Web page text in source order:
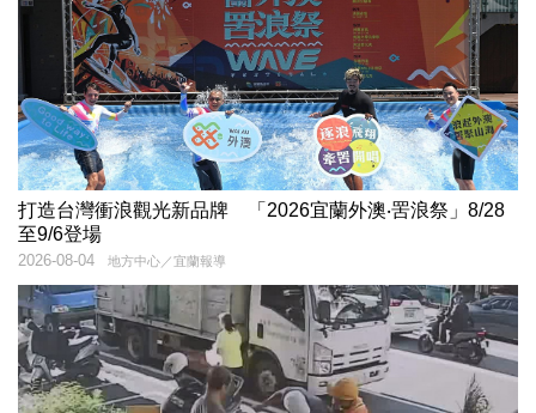
打造台灣衝浪觀光新品牌 「2026宜蘭外澳‧罟浪祭」8/28
至9/6登場
地方中心／宜蘭報導
2026-08-04